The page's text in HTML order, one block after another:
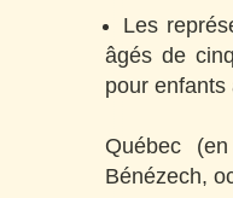
Les
âgés de
pour
Québec
Bénézech,